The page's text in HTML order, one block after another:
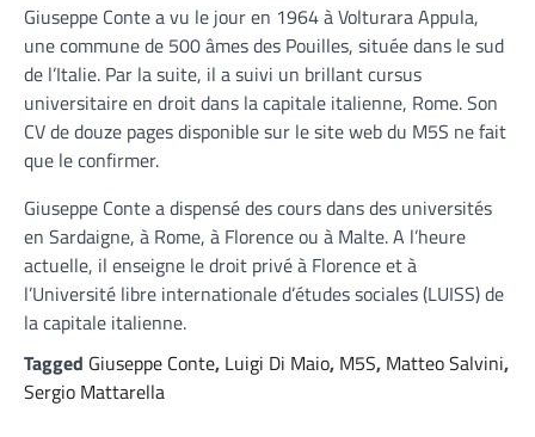
Giuseppe Conte a vu le jour en 1964 à Volturara Appula,
une commune de 500 âmes des Pouilles, située dans le sud
de l’Italie. Par la suite, il a suivi un brillant cursus
universitaire en droit dans la capitale italienne, Rome. Son
CV de douze pages disponible sur le site web du M5S ne fait
que le confirmer.
Giuseppe Conte a dispensé des cours dans des universités
en Sardaigne, à Rome, à Florence ou à Malte. A l’heure
actuelle, il enseigne le droit privé à Florence et à
l’Université libre internationale d’études sociales (LUISS) de
la capitale italienne.
Tagged Giuseppe Conte, Luigi Di Maio, M5S, Matteo Salvini,
Sergio Mattarella